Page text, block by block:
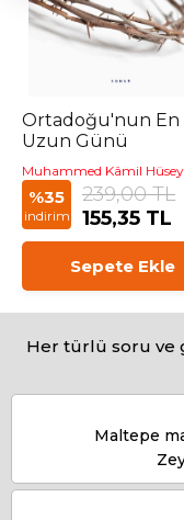
Ortadoğu'nun En
Uzun Günü
Muhammed Kâmil
%35
indirim
239,00 TL
155,35 TL
Sepete Ekle
Her türlü soru
Maltepe